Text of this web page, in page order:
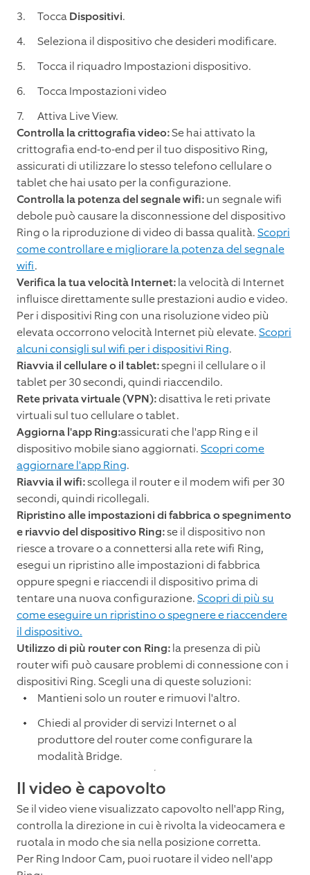
ToccaDispositivi.
Seleziona il dispositivo che desideri modificare.
Tocca il riquadro Impostazioni dispositivo.
Tocca Impostazioni video
Attiva Live View.
Controlla la crittografia video:Se hai attivato la
crittografia end-to-end per il tuo dispositivo Ring,
assicurati di utilizzare lo stesso telefono cellulare o
tablet che hai usato per la configurazione.
Controlla la potenza del segnale wifi:un segnale wifi
debole può causare la disconnessione del dispositivo
Ring o la riproduzione di video di bassa qualità.Scopri
come controllare e migliorare la potenza del segnale
wifi.
Verifica la tua velocità Internet:la velocità di Internet
influisce direttamente sulle prestazioni audio e video.
Per i dispositivi Ring con una risoluzione video più
elevata occorrono velocità Internet più elevate.Scopri
alcuni consigli sul wifi per i dispositivi Ring.
Riavvia il cellulare o il tablet:spegni il cellulare o il
tablet per 30 secondi, quindi riaccendilo.
Rete privata virtuale (VPN):disattiva le reti private
virtuali sul tuo cellulare o tablet.
Aggiorna l'app Ring:assicurati che l'app Ring e il
dispositivo mobile siano aggiornati.Scopri come
aggiornare l'app Ring.
Riavvia il wifi:scollega il router e il modem wifi per 30
secondi, quindi ricollegali.
Ripristino alle impostazioni di fabbrica o spegnimento
e riavvio del dispositivo Ring:se il dispositivo non
riesce a trovare o a connettersi alla rete wifi Ring,
esegui un ripristino alle impostazioni di fabbrica
oppure spegni e riaccendi il dispositivo prima di
tentare una nuova configurazione.Scopri di più su
come eseguire un ripristino o spegnere e riaccendere
il dispositivo.
Utilizzo di più router con Ring:la presenza di più
router wifi può causare problemi di connessione con i
dispositivi Ring. Scegli una di queste soluzioni:
Mantieni solo un router e rimuovi l'altro.
Chiedi al provider di servizi Internet o al
produttore del router come configurare la
modalità Bridge.
Il video è capovolto
Se il video viene visualizzato capovolto nell'app Ring,
controlla la direzione in cui è rivolta la videocamera e
ruotala in modo che sia nella posizione corretta.
Per Ring Indoor Cam, puoi ruotare il video nell'app